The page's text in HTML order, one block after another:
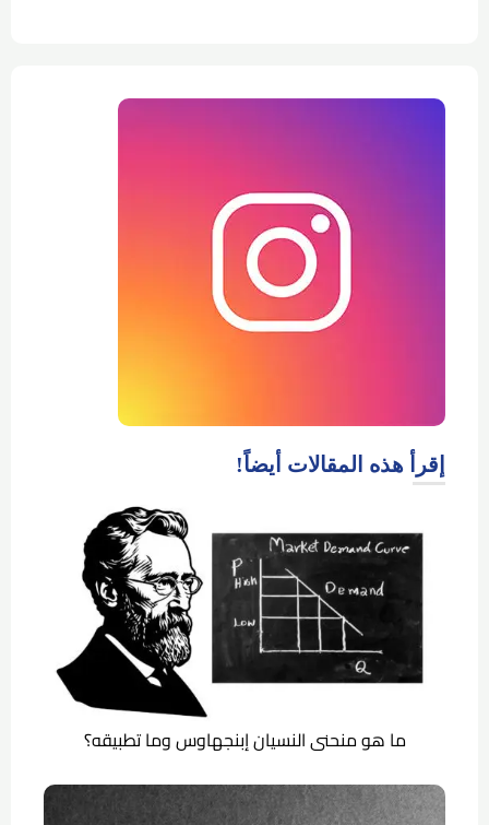
إقرأ هذه المقالات أيضاً!
ما هو منحنى النسيان إبنجهاوس وما تطبيقه؟